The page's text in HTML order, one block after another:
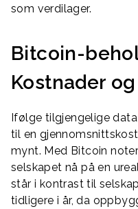
som verdilager.
Bitcoin-
Kostnader
Ifølge tilgjengelige
til en
mynt. Med Bitcoin
selskapet nå på en
står i kontrast til
tidligere i år, da